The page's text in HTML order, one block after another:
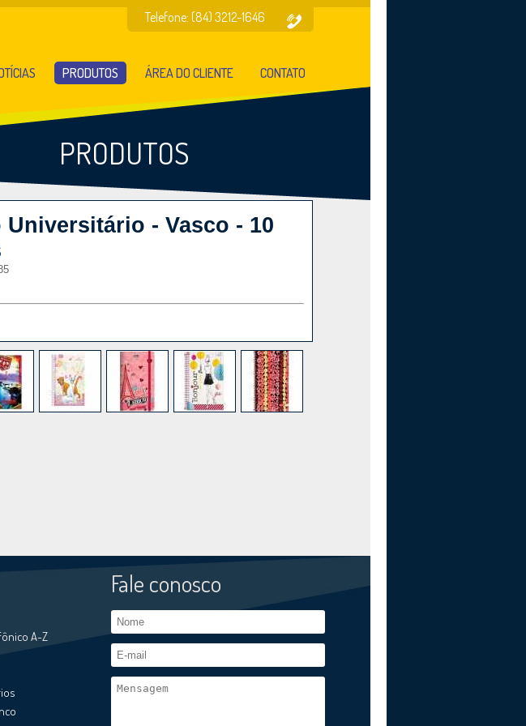
Telefone: (84) 3212-1646
PRODUTOS ÁREA DO CLIENTE CONTATO
PRODUTOS
Universitário - Vasco - 10
A-Z
Fale conosco